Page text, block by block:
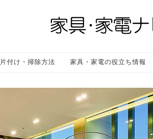
片付け・掃除方法 家具・家電の役立ち情報